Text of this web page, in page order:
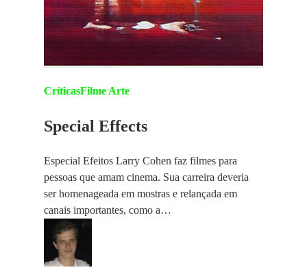
CríticasFilme Arte
Special Effects
Especial Efeitos Larry Cohen faz filmes para
pessoas que amam cinema. Sua carreira deveria
ser homenageada em mostras e relançada em
canais importantes, como a…